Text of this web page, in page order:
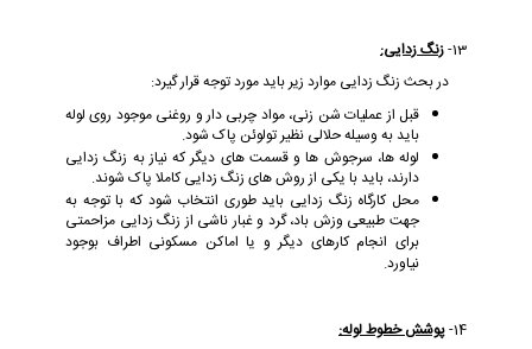
13- زنگ زدایی:
در بحث زنگ زدایی موارد زیر باید مورد توجه قرار گیرد:
قبل از عملیات شن زنی، مواد چربی دار و روغنی موجود روی لوله
باید به وسیله حلالی نظیر تولوئن پاک شود.
لوله ها، سرجوش ها و قسمت های دیگر که نیاز به زنگ زدایی
دارند، باید با یکی از روش های زنگ زدایی کاملا پاک شوند.
محل کارگاه زنگ زدایی باید طوری انتخاب شود که با توجه به
جهت طبیعی وزش باد، گرد و غبار ناشی از زنگ زدایی مزاحمتی
برای انجام کارهای دیگر و یا اماکن مسکونی اطراف بوجود
نیاورد.
14- پوشش خطوط لوله: